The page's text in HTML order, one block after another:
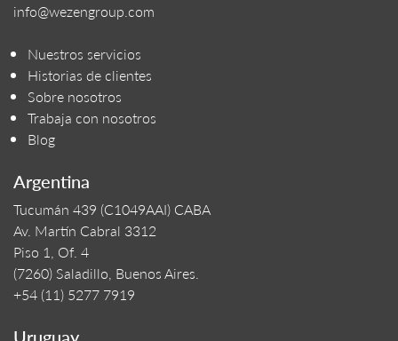
info@wezengroup.com
Nuestros servicios
Historias de clientes
Sobre nosotros
Trabaja con nosotros
Blog
Argentina
Tucumán 439 (C1049AAI) CABA
Av. Martín Cabral 3312
Piso 1, Of. 4
(7260) Saladillo, Buenos Aires.
+54 (11) 5277 7919